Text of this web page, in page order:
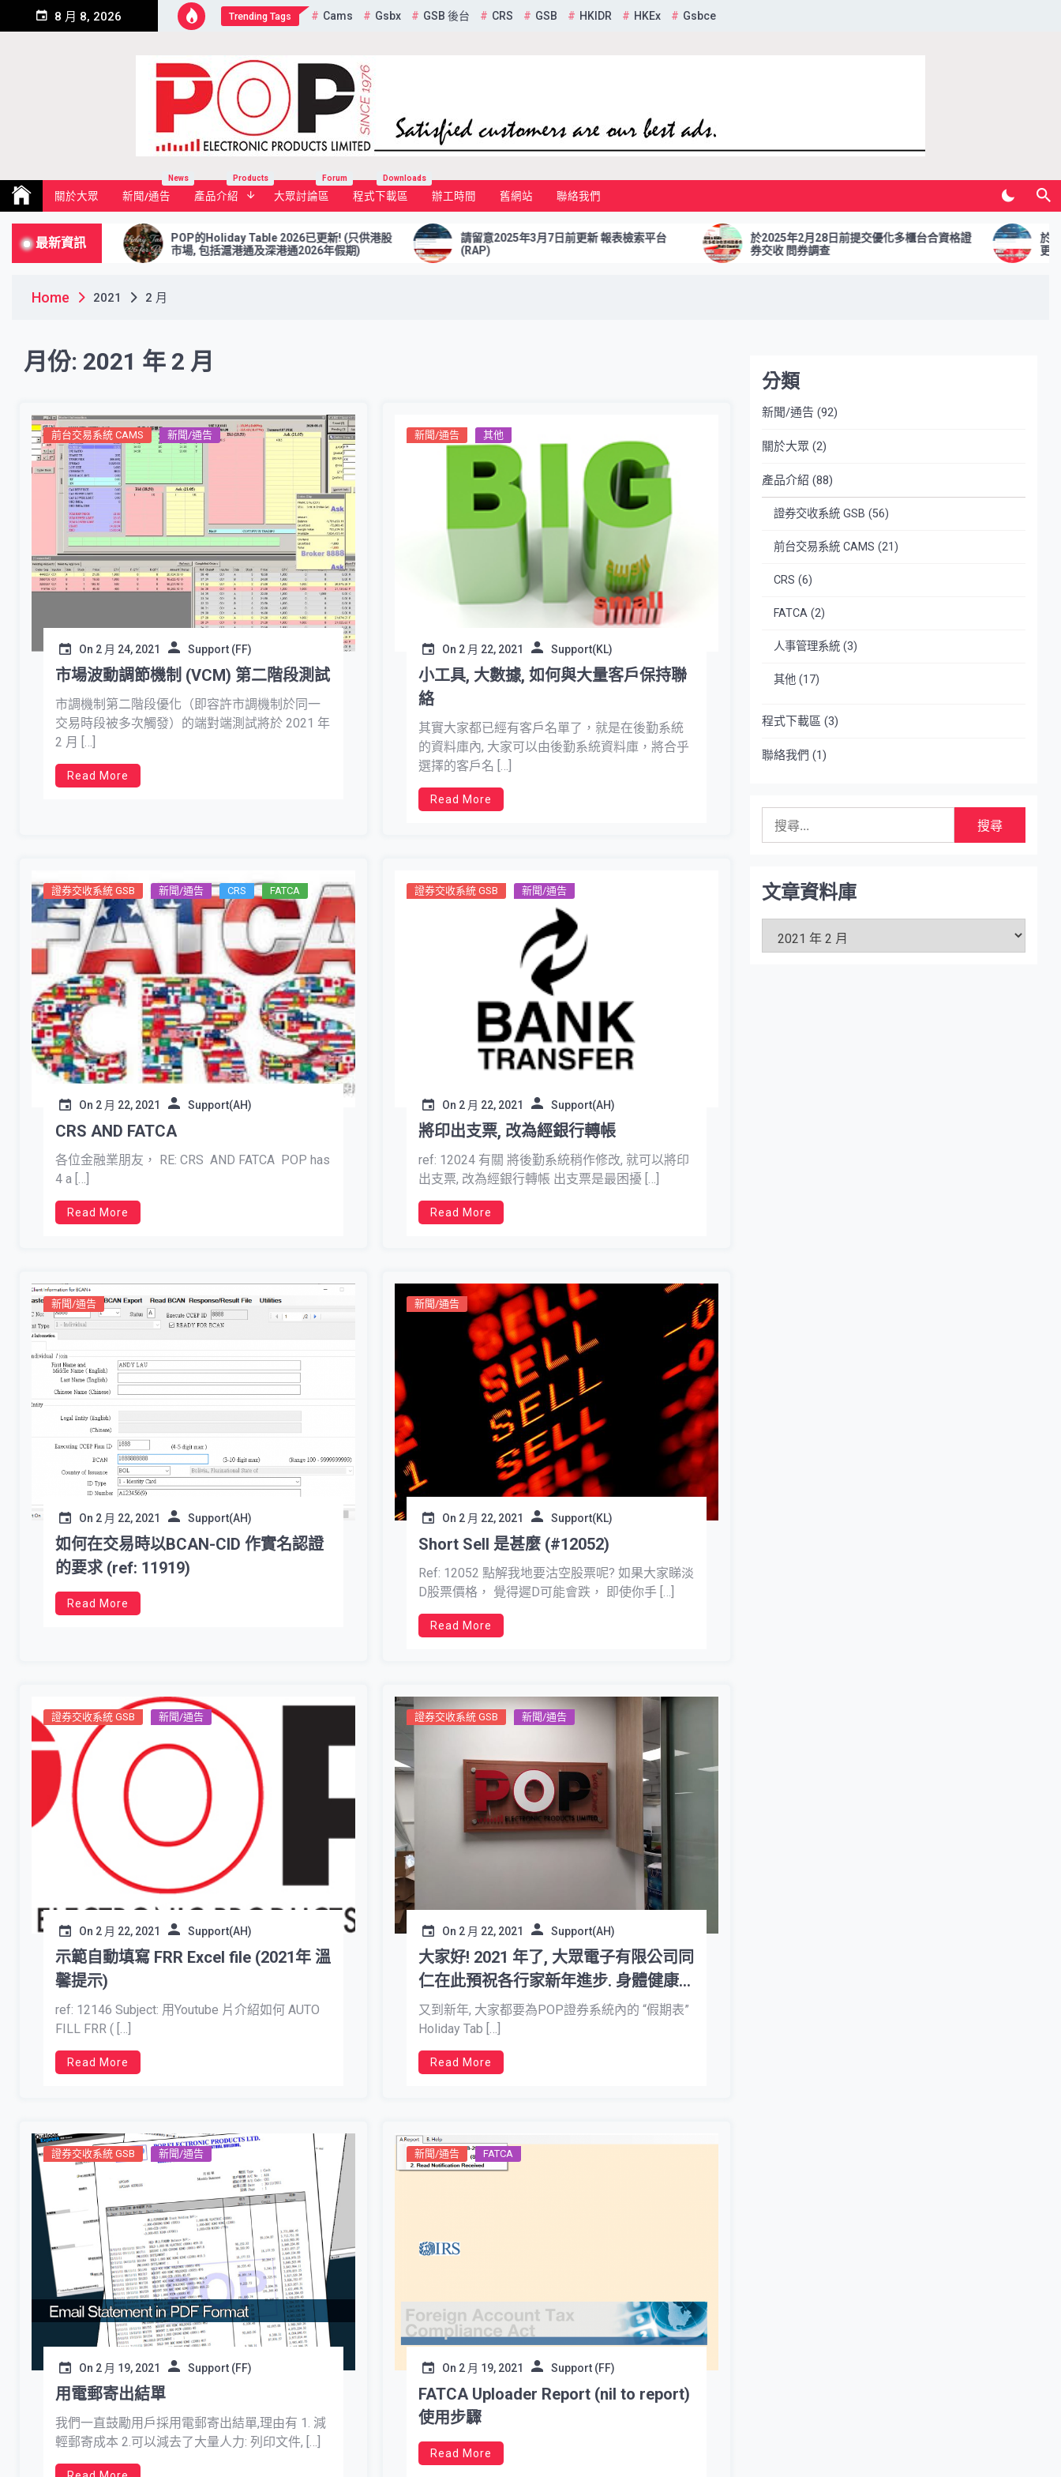
8 月 8, 2026 Trending Tags Cams Gsbx GSB 後台 CRS GSB HKIDR HKEx Gsbce
Pop Electronic Products Limited
關於大眾 新聞/通告
News
產品介紹
Products
大眾討論區
Forum
程式下載區
Downloads
辦工時間 舊網站 聯絡我們
最新資訊POP的Holiday Table 2026已更新! (只供港股
市場, 包括滬港通及深港通2026年假期)
請留意2025年3月7日前更新 報表檢索平台
於2025年2月28日前提交優化多櫃台合資格證
券交收 問券調查
於2024年12月31日前
更新的調查報告
Home 2021 2 月
月份: 2021 年 2 月
前台交易系統 CAMS 新聞/通告
On 2 月 24, 2021 Support (FF)
市場波動調節機制 (VCM) 第二階段測試
市調機制第二階段優化（即容許市調機制於同一
交易時段被多次觸發）的端對端測試將於 2021 年
2 月 […]
Read More
新聞/通告 其他
On 2 月 22, 2021 Support(KL)
小工具, 大數據, 如何與大量客戶保持聯
絡
其實大家都已經有客戶名單了，就是在後勤系統
的資料庫內, 大家可以由後勤系統資料庫，將合乎
選擇的客戶名 […]
Read More
證券交收系統 GSB 新聞/通告 CRS FATCA
On 2 月 22, 2021 Support(AH)
CRS AND FATCA
各位金融業朋友， RE: CRS AND FATCA POP has
4 a […]
Read More
證券交收系統 GSB 新聞/通告
On 2 月 22, 2021 Support(AH)
將印出支票, 改為經銀行轉帳
ref: 12024 有關 將後勤系統稍作修改, 就可以將印
出支票, 改為經銀行轉帳 出支票是最困擾 […]
Read More
新聞/通告
On 2 月 22, 2021 Support(AH)
如何在交易時以BCAN-CID 作實名認證
的要求 (ref: 11919)
Read More
新聞/通告
On 2 月 22, 2021 Support(KL)
Short Sell 是甚麼 (#12052)
Ref: 12052 點解我地要沽空股票呢? 如果大家睇淡
D股票價格， 覺得遲D可能會跌， 即使你手 […]
Read More
證券交收系統 GSB 新聞/通告
On 2 月 22, 2021 Support(AH)
示範自動填寫 FRR Excel file (2021年 溫
馨提示)
ref: 12146 Subject: 用Youtube 片介紹如何 AUTO
FILL FRR ( […]
Read More
證券交收系統 GSB 新聞/通告
On 2 月 22, 2021 Support(AH)
大家好! 2021 年了, 大眾電子有限公司同
仁在此預祝各行家新年進步. 身體健康.
生意興隆.
又到新年, 大家都要為POP證券系統內的 “假期表”
Holiday Tab […]
Read More
證券交收系統 GSB 新聞/通告
On 2 月 19, 2021 Support (FF)
用電郵寄出結單
我們一直鼓勵用戶採用電郵寄出結單,理由有 1. 減
輕郵寄成本 2.可以減去了大量人力: 列印文件, […]
新聞/通告 FATCA
On 2 月 19, 2021 Support (FF)
FATCA Uploader Report (nil to report)
使用步驟
Read More
分類
新聞/通告 (92)
關於大眾 (2)
產品介紹 (88)
證券交收系統 GSB (56)
前台交易系統 CAMS (21)
CRS (6)
FATCA(2)
人事管理系統(3)
其他(17)
程式下載區 (3)
聯絡我們 (1)
字:
文章資料庫
資